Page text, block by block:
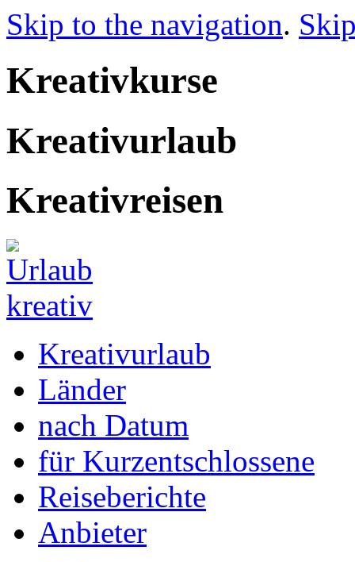
Skip to the navigation.
Kreativkurse
Kreativurlaub
Kreativreisen
Kreativurlaub
Länder
nach Datum
für Kurzentschlossene
Reiseberichte
Anbieter